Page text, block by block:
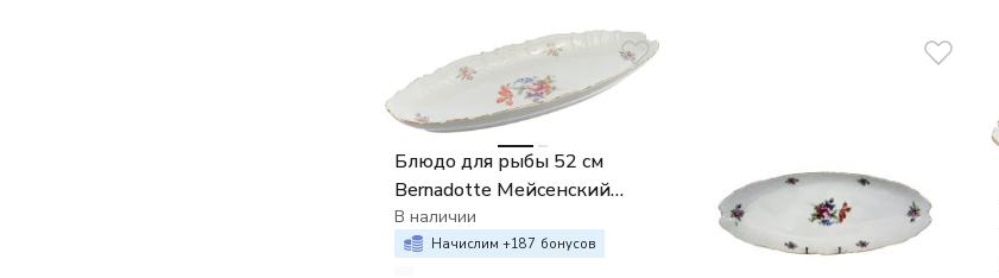
Блюдо для рыбы 52 см
Bernadotte Мейсенский
букет
В наличии
Начислим +187 бонусов